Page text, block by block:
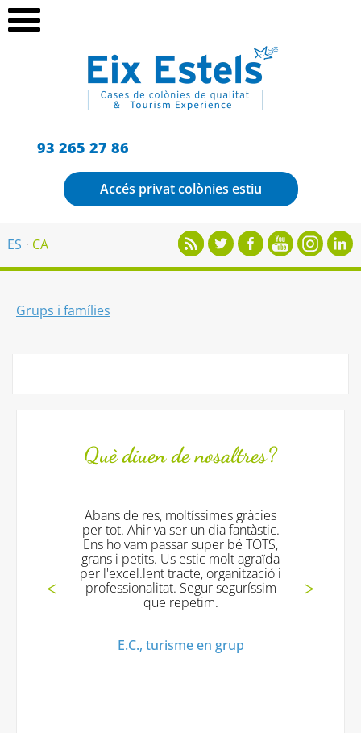
93 265 27 86
Accés privat colònies estiu
ES CA
Grups i famílies
Què diuen de nosaltres?
moltíssimes gràcies
ser un dia fantàstic.
super bé TOTS,
Us estic molt agraïda
tracte, organització i
Segur seguríssim
Tot fantástic!!!! els
excelents!! i
Mª Jesus V.,